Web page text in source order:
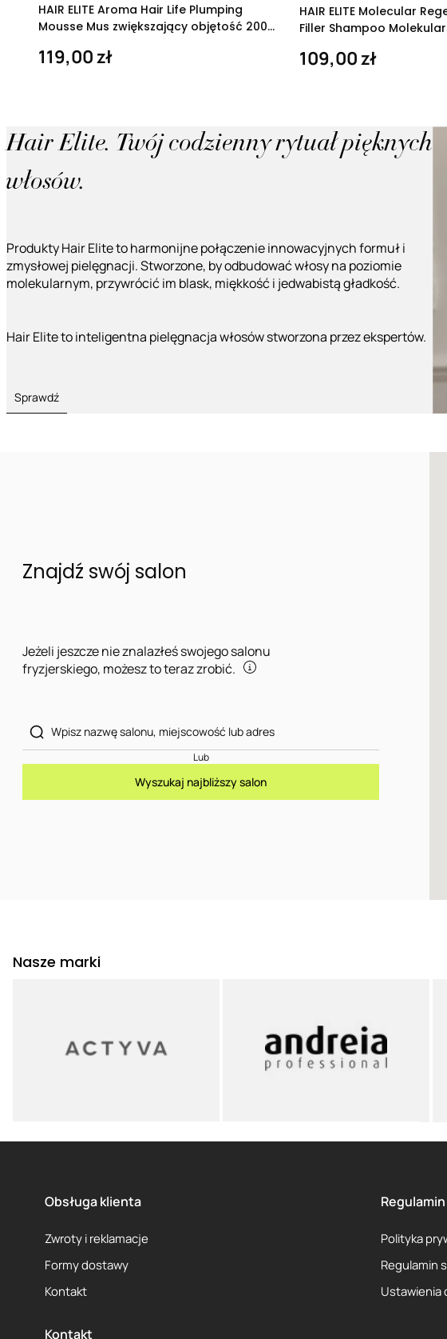
HAIR ELITE Aroma Hair Life Plumping
Mousse Mus zwiększający objętość 200
119,00 zł
HAIR ELITE Molecular
Filler Shampoo
109,00 zł
Hair Elite. Twój codzienny rytuał pięknych
włosów.
Produkty Hair Elite to harmonijne połączenie innowacyjnych formuł i
zmysłowej pielęgnacji. Stworzone, by odbudować włosy na poziomie
molekularnym, przywrócić im blask, miękkość i jedwabistą gładkość.
Hair Elite to inteligentna pielęgnacja włosów stworzona przez ekspertów.
Sprawdź
Znajdź swój salon
Jeżeli jeszcze nie znalazłeś swojego salonu
fryzjerskiego, możesz to teraz zrobić.
Lub
Wyszukaj najbliższy salon
Nasze marki
Obsługa klienta
Zwroty i reklamacje
Formy dostawy
Kontakt
Regulamin
Polityka
Regulamin
Ustawienia
Kontakt